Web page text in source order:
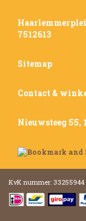
7512613
Sitemap
Contact &
Nieuwsteeg 55,
KvK nummer: 33255944